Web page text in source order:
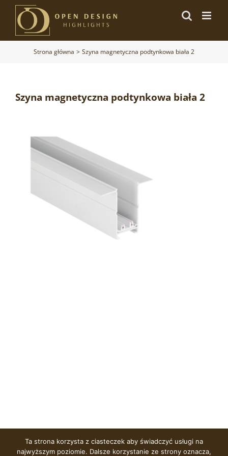
Przejdź
zawartości
Strona główna Szyna magnetyczna podtynkowa biała 2
Szyna magnetyczna podtynkowa biała 2
Ta strona korzysta z ciasteczek aby świadczyć usługi na
najwyższym poziomie. Dalsze korzystanie ze strony oznacza,